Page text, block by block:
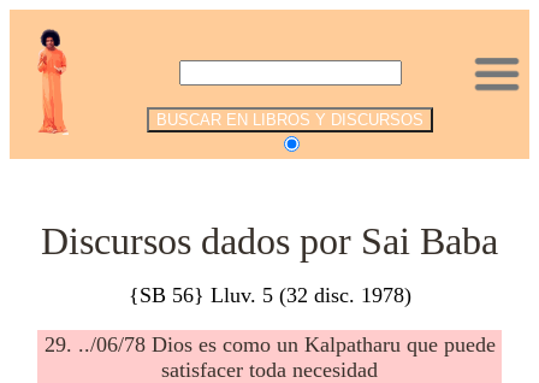
Discursos dados por Sai Baba
{SB 56} Lluv. 5 (32 disc. 1978)
29. ../06/78 Dios es como un Kalpatharu que puede
satisfacer toda necesidad